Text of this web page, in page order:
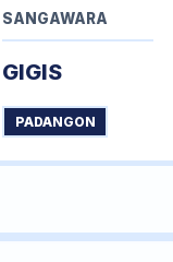
SANGAWARA
GIGIS
PADANGON